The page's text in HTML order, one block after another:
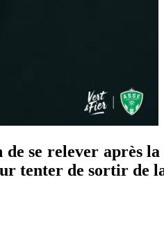
se relever après
tenter de sortir de